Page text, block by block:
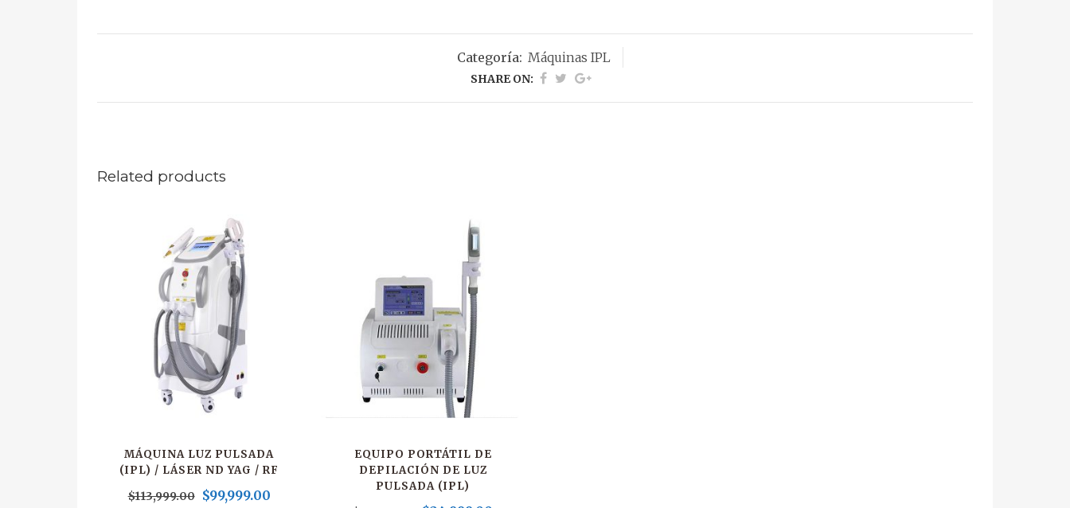
Categoría: Máquinas IPL
SHARE ON:
Related products
MÁQUINA LUZ PULSADA
(IPL) / LÁSER ND YAG / RF
$113,999.00 $99,999.00
EQUIPO PORTÁTIL DE
DEPILACIÓN DE LUZ
PULSADA (IPL)